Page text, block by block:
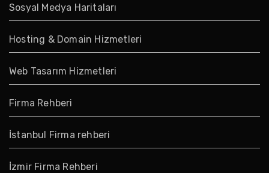
Sosyal Medya Haritaları
Hosting & Domain Hizmetleri
Web Tasarım Hizmetleri
Firma Rehberi
İstanbul Firma rehberi
İzmir Firma Rehberi